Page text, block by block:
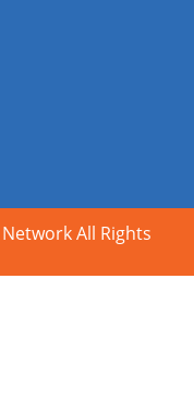
All Rights